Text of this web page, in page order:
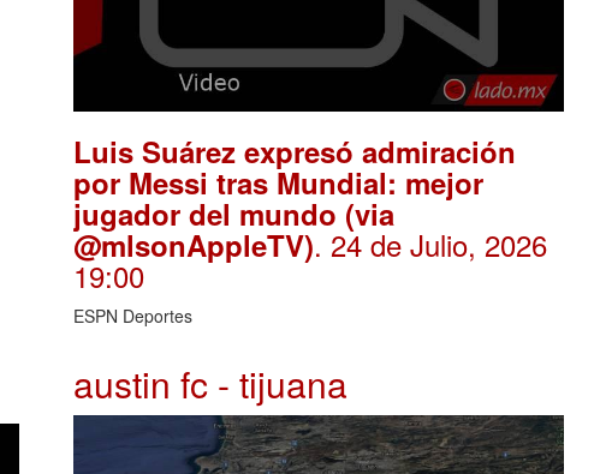
Luis Suárez expresó admiración
por Messi tras Mundial: mejor
jugador del mundo (via
@mlsonAppleTV). 24 de Julio, 2026
19:00
ESPN Deportes
austin fc - tijuana